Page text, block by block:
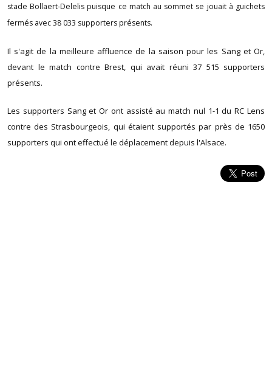
stade Bollaert-Delelis puisque ce match au sommet se jouait à guichets
fermés avec 38 033 supporters présents.
Il s'agit de la meilleure affluence de la saison pour les Sang et Or,
devant le match contre Brest, qui avait réuni 37 515 supporters
présents.
Les supporters Sang et Or ont assisté au match nul 1-1 du RC Lens
contre des Strasbourgeois, qui étaient supportés par près de 1650
supporters qui ont effectué le déplacement depuis l'Alsace.